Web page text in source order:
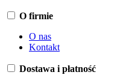
O firmie
O nas
Kontakt
Dostawa i płatność